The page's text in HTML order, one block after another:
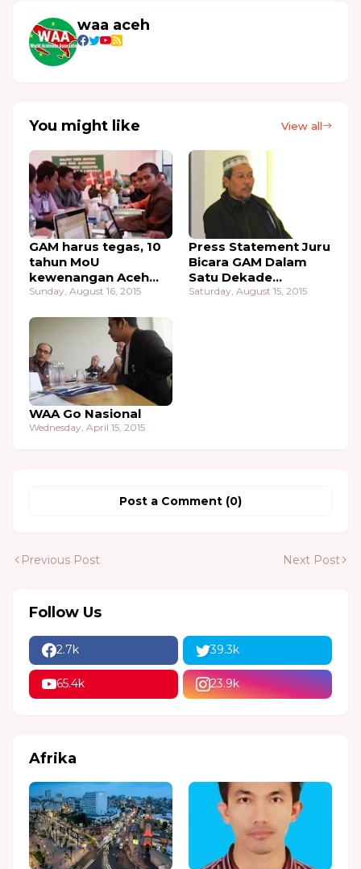
waa aceh
You might like View all
GAM harus tegas, 10
tahun MoU
kewenangan Aceh
masih di permainkan
Sunday, August 16, 2015
Press Statement Juru
Bicara GAM Dalam
Satu Dekade
Perdamaian
Saturday, August 15, 2015
WAA Go Nasional
Wednesday, April 15, 2015
Post a Comment (0)
Previous Post Next Post
Follow Us
2.7k 39.3k
65.4k 23.9k
Afrika